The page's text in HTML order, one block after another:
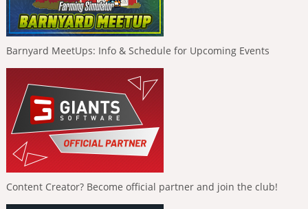
Barnyard MeetUps: Info & Schedule for Upcoming Events
Content Creator? Become official partner and join the club!